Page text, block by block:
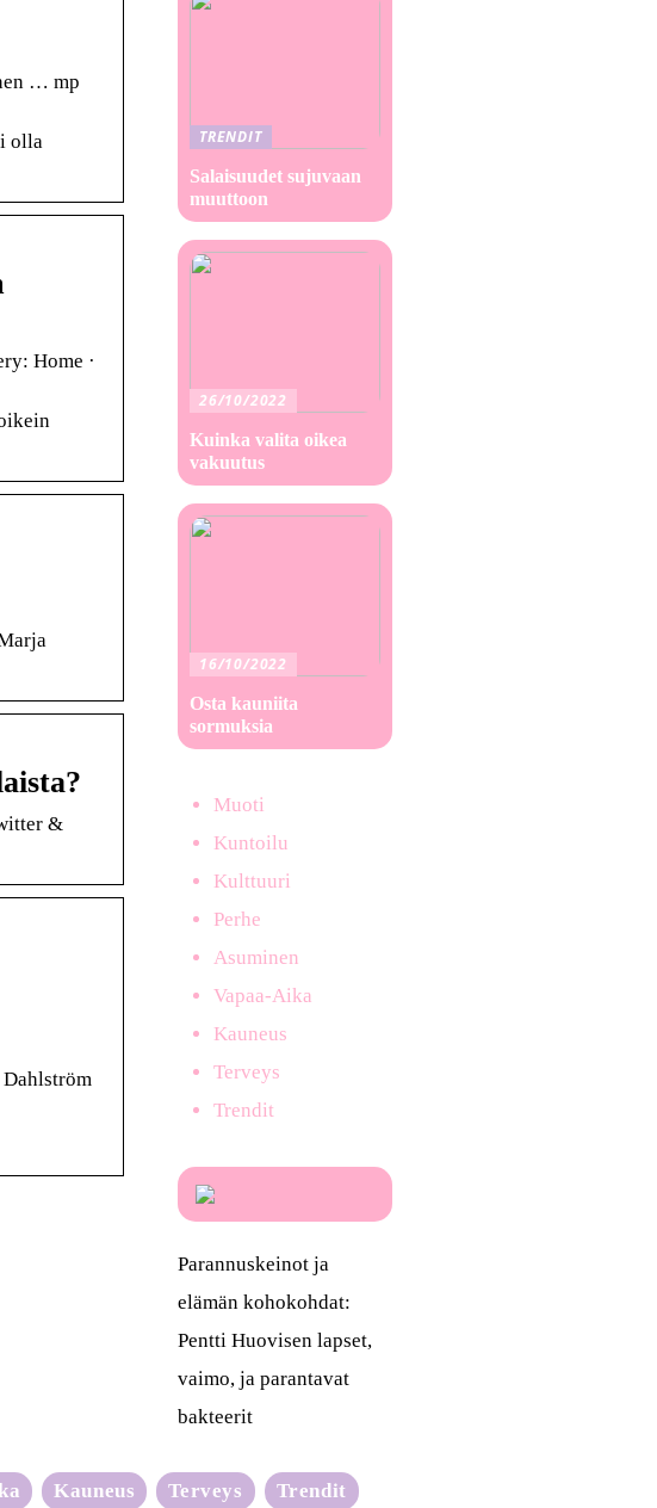
… mp
olla
Home ·
&
TRENDIT
Salaisuudet sujuvaan
muuttoon
26/10/2022
Kuinka valita oikea
vakuutus
16/10/2022
Osta kauniita
sormuksia
Muoti
Kuntoilu
Kulttuuri
Perhe
Asuminen
Vapaa-Aika
Kauneus
Terveys
Trendit
Parannuskeinot ja
elämän kohokohdat:
Pentti Huovisen lapset,
vaimo, ja parantavat
bakteerit
Kauneus Terveys Trendit